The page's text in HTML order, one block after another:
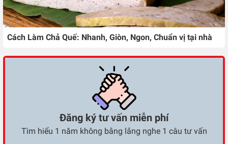
Cách Làm Chả Quế: Nhanh, Giòn, Ngon, Chuẩn vị tại nhà
Đăng ký tư vấn miễn phí
Tìm hiểu 1 năm không bằng lắng nghe 1 câu tư vấn